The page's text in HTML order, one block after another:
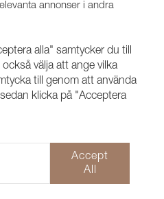
annonser i andra
alla" samtycker du till
välja att ange vilka
till genom att använda
klicka på "Acceptera
Accept
All